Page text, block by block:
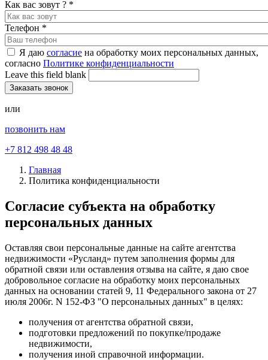
Как вас зовут ? *
Телефон *
Я даю согласие на обработку моих персональных данных,
согласно Политике конфиденциальности
Leave this field blank
или
позвонить нам
+7 812 498 48 48
Главная
Политика конфиденциальности
Согласие субъекта на обработку
персональных данных
Оставляя свои персональные данные на сайте агентства
недвижимости «Русланд» путем заполнения формы для
обратной связи или оставления отзыва на сайте, я даю свое
добровольное согласие на обработку моих персональных
данных на основании статей 9, 11 Федерального закона от 27
июля 2006г. N 152-ФЗ "О персональных данных" в целях:
получения от агентства обратной связи,
подготовки предложений по покупке/продаже
недвижимости,
получения иной справочной информации.